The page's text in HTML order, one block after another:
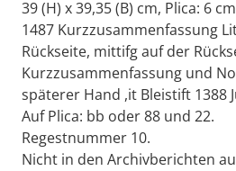
39 (H) x 39,35 (B) cm, Plica: 6
1487 Kurzzusammenfassung
Rückseite, mittifg auf der
Kurzzusammenfassung und
späterer Hand ,it Bleistift 1388
Auf Plica: bb oder 88 und 22.
Regestnummer 10.
Nicht in den Archivberichten